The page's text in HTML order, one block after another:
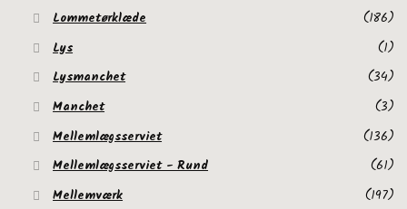
Lommetørklæde
(186)
Lys
(1)
Lysmanchet
(34)
Manchet
(3)
Mellemlægsserviet
(136)
Mellemlægsserviet - Rund
(61)
Mellemværk
(197)